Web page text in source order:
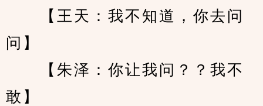
【王天：我不知道，你去问
问】
【朱泽：你让我问？？我不
敢】